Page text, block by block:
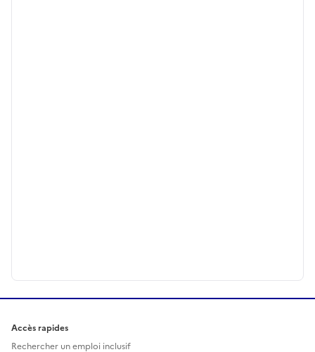
Accès rapides
Rechercher un emploi inclusif